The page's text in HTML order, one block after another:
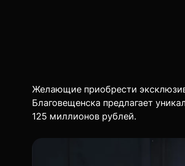
Желающие приобрести
Благовещенска предлагает
125 миллионов рублей.